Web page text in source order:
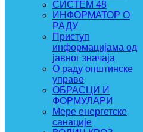
СИСТЕМ 48
ИНФОРМАТОР О
РАДУ
Приступ
информацијама од
јавног значаја
О раду општинске
управе
ОБРАСЦИ И
ФОРМУЛАРИ
Мере енергетске
санације